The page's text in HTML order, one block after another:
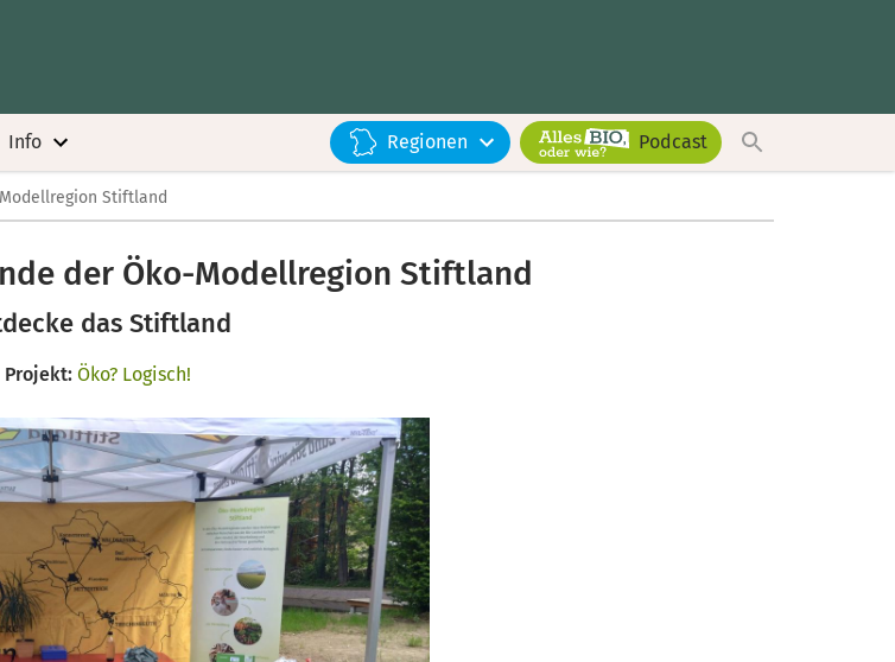
Info Regionen Podcast
Stiftland
der Öko-Modellregion Stiftland
das Stiftland
Projekt: Öko? Logisch!